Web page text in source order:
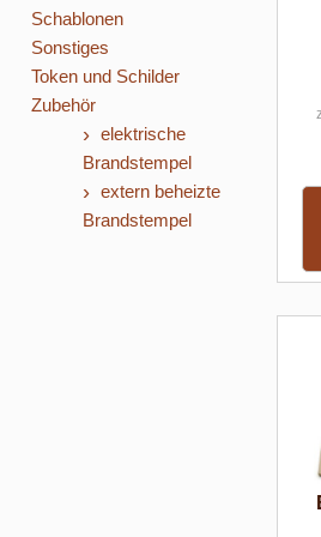
Schablonen
Sonstiges
Token und Schilder
Zubehör
elektrische
Brandstempel
extern beheizte
Brandstempel